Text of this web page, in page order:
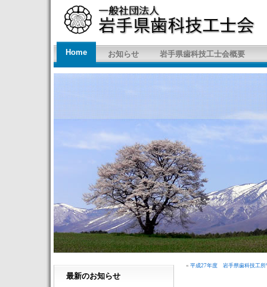
Home お知らせ 岩手県歯科技工士会概要
最新のお知らせ
« 平成27年度 岩手県歯科技工所